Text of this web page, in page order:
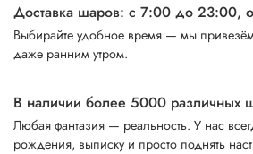
Доставка шаров: с 7:00 до 23:00,
Выбирайте удобное время — мы
даже ранним утром.
В наличии более 5000 различных
Любая фантазия — реальность. У нас
рождения, выписку и просто поднять